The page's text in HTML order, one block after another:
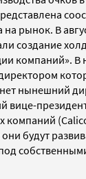
на рынок. В
создание
компаний». В
нынешний
вице-
компаний
будут